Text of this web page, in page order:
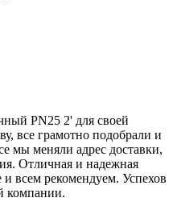
PN25 2' для своей
все грамотно подобрали и
мы меняли адрес доставки,
Отличная и надежная
всем рекомендуем. Успехов
компании.